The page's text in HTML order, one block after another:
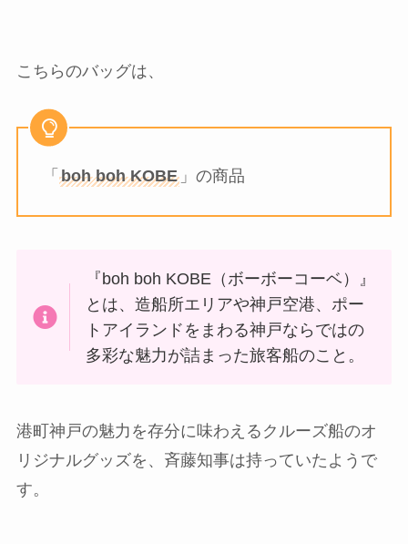
こちらのバッグは、
「 boh boh KOBE」の商品
『boh boh KOBE（ボーボーコーベ）』
とは、造船所エリアや神戸空港、ポー
トアイランドをまわる神戸ならではの
多彩な魅力が詰まった旅客船のこと。
港町神戸の魅力を存分に味わえるクルーズ船のオ
リジナルグッズを、斉藤知事は持っていたようで
す。